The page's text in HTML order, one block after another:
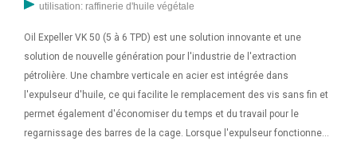
utilisation: raffinerie d'huile végétale
Oil Expeller VK 50 (5 à 6 TPD) est une solution innovante et une
solution de nouvelle génération pour l'industrie de l'extraction
pétrolière. Une chambre verticale en acier est intégrée dans
l'expulseur d'huile, ce qui facilite le remplacement des vis sans fin et
permet également d'économiser du temps et du travail pour le
regarnissage des barres de la cage. Lorsque l'expulseur fonctionne